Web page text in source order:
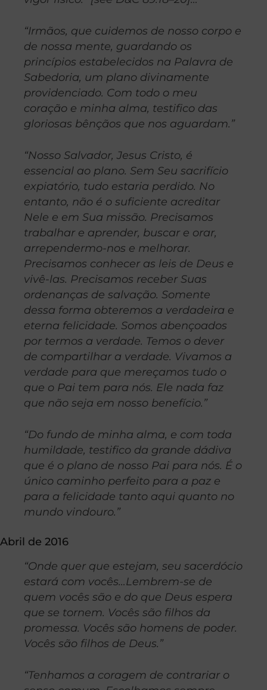
“Irmãos, que cuidemos de nosso corpo e
de nossa mente, guardando os
princípios estabelecidos na Palavra de
Sabedoria, um plano divinamente
providenciado. Com todo o meu
coração e minha alma, testifico das
gloriosas bênçãos que nos aguardam.”
“Nosso Salvador, Jesus Cristo, é
essencial ao plano. Sem Seu sacrifício
expiatório, tudo estaria perdido. No
entanto, não é o suficiente acreditar
Nele e em Sua missão. Precisamos
trabalhar e aprender, buscar e orar,
arrependermo-nos e melhorar.
Precisamos conhecer as leis de Deus e
vivê-las. Precisamos receber Suas
ordenanças de salvação. Somente
dessa forma obteremos a verdadeira e
eterna felicidade. Somos abençoados
por termos a verdade. Temos o dever
de compartilhar a verdade. Vivamos a
verdade para que mereçamos tudo o
que o Pai tem para nós. Ele nada faz
que não seja em nosso benefício.”
“Do fundo de minha alma, e com toda
humildade, testifico da grande dádiva
que é o plano de nosso Pai para nós. É o
único caminho perfeito para a paz e
para a felicidade tanto aqui quanto no
mundo vindouro.”
Abril de 2016
“Onde quer que estejam, seu sacerdócio
estará com vocês…Lembrem-se de
quem vocês são e do que Deus espera
que se tornem. Vocês são filhos da
promessa. Vocês são homens de poder.
Vocês são filhos de Deus.”
“Tenhamos a coragem de contrariar o